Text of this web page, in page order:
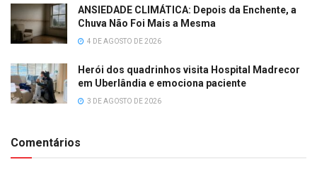
ANSIEDADE CLIMÁTICA: Depois da Enchente, a
Chuva Não Foi Mais a Mesma
4 DE AGOSTO DE 2026
Herói dos quadrinhos visita Hospital Madrecor
em Uberlândia e emociona paciente
3 DE AGOSTO DE 2026
Comentários